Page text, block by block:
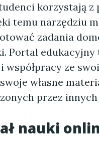
korzystają z
temu narzędziu
zadania
Portal edukacyjny
ze
własne
przez
nauki